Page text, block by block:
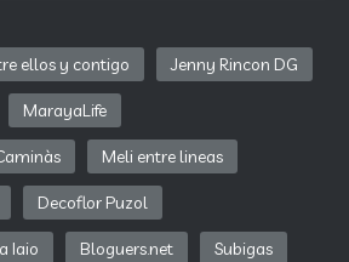
ellos y contigo Jenny Rincon DG
MarayaLife
Meli entre lineas
Decoflor Puzol
Iaio Bloguers.net Subigas